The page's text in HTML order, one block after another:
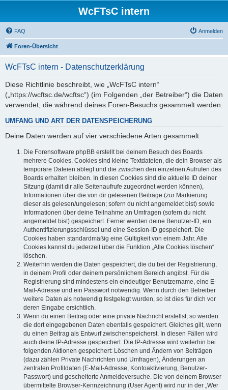
WcFTsC intern
FAQ Anmelden
Foren-Übersicht
WcFTsC intern - Datenschutzerklärung
Diese Richtlinie beschreibt, wie „WcFTsC intern“
(„https://wcftsc.de/wcftsc“) (im Folgenden „der Betreiber“) die Daten
verwendet, die während deines Foren-Besuchs gesammelt werden.
UMFANG UND ART DER DATENSPEICHERUNG
Deine Daten werden auf vier verschiedene Arten gesammelt:
Die Forensoftware phpBB erstellt bei deinem Besuch des Boards
mehrere Cookies. Cookies sind kleine Textdateien, die dein Browser als
temporäre Dateien ablegt und die zwischen den einzelnen Aufrufen des
Boards erhalten bleiben. In diesen Cookies sind die aktuelle ID deiner
Sitzung (damit dir alle Seitenaufrufe zugeordnet werden können),
Informationen über die von dir gelesenen Beiträge (zur Markierung
dieser als gelesen/ungelesen; sofern du nicht angemeldet bist) sowie
Informationen über deine Teilnahme an Umfragen (sofern du nicht
angemeldet bist) gespeichert. Ferner werden deine Benutzer-ID, ein
Authentifizierungsschlüssel und eine Session-ID gespeichert. Die
Cookies haben standardmäßig eine Gültigkeit von einem Jahr. Alle
Cookies kannst du jederzeit über die Funktion „Alle Cookies löschen“
löschen.
Weiterhin werden die Daten gespeichert, die du bei der Registrierung,
in deinem Profil oder deinem persönlichem Bereich angibst. Für die
Registrierung sind mindestens ein eindeutiger Benutzername, eine E-
Mail-Adresse und ein Passwort notwendig. Wenn durch den Betreiber
weitere Daten als notwendig festgelegt wurden, so ist dies für dich vor
deren Eingabe ersichtlich.
Wenn du einen Beitrag oder eine private Nachricht erstellst, so werden
die dort eingegebenen Daten ebenfalls gespeichert. Gleiches gilt, wenn
du einen Beitrag als Entwurf zwischenspeicherst. In diesen Fällen wird
auch deine IP-Adresse gespeichert. Die IP-Adresse wird weiterhin bei
folgenden Aktionen gespeichert: Löschen und Ändern von Beiträgen
(dazu zählen Private Nachrichten und Umfragen), Änderungen an
zentralen Profildaten (E-Mail-Adresse, Kontoaktivierung, Benutzer-
Passwort) und gescheiterte Anmeldeversuche. Die von deinem Browser
übermittelte Browser-Kennzeichnung (User Agent) wird nur in der „Wer